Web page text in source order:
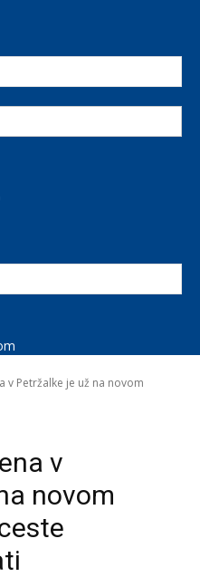
v Petržalke je už na novom
v
novom